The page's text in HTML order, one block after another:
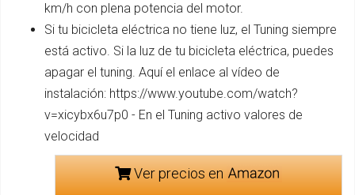
km/h con plena potencia del motor.
Si tu bicicleta eléctrica no tiene luz, el Tuning siempre
está activo. Si la luz de tu bicicleta eléctrica, puedes
apagar el tuning. Aquí el enlace al vídeo de
instalación: https://www.youtube.com/watch?
v=xicybx6u7p0 - En el Tuning activo valores de
velocidad
Ver precios en